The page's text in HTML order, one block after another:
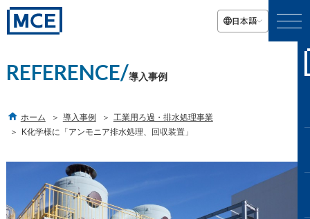
日本語
REFERENCE/導入事例
 ホーム 導入事例
工業用ろ過・排水処理事業
K化学様に「アンモニア排水処理、回収装置」